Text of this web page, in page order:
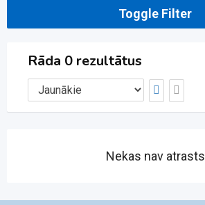
Toggle Filter
Rāda 0 rezultātus
Nekas nav atrasts